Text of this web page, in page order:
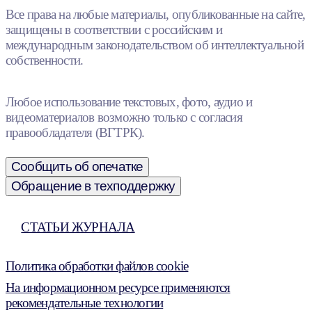
Все права на любые материалы, опубликованные на сайте,
защищены в соответствии с российским и
международным законодательством об интеллектуальной
собственности.
Любое использование текстовых, фото, аудио и
видеоматериалов возможно только с согласия
правообладателя (ВГТРК).
Сообщить об опечатке
Обращение в техподдержку
СТАТЬИ ЖУРНАЛА
Политика обработки файлов cookie
На информационном ресурсе применяются
рекомендательные технологии